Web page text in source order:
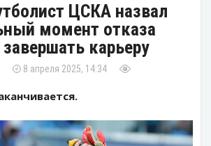
ЦСКА назвал
момент отказа
карьеру
8 апреля 2025, 14:34